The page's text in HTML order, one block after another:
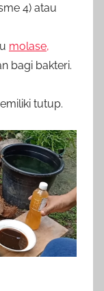
4) atau
molase,
bagi bakteri.
tutup.